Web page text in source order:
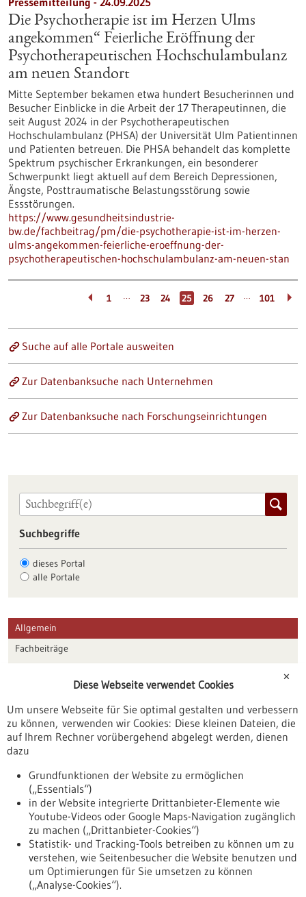
Die Psychotherapie ist im Herzen Ulms
angekommen“ Feierliche Eröffnung der
Psychotherapeutischen Hochschulambulanz
am neuen Standort
Mitte September bekamen etwa hundert Besucherinnen und
Besucher Einblicke in die Arbeit der 17 Therapeutinnen, die
seit August 2024 in der Psychotherapeutischen
Hochschulambulanz (PHSA) der Universität Ulm Patientinnen
und Patienten betreuen. Die PHSA behandelt das komplette
Spektrum psychischer Erkrankungen, ein besonderer
Schwerpunkt liegt aktuell auf dem Bereich Depressionen,
Ängste, Posttraumatische Belastungsstörung sowie
Essstörungen.
https://www.gesundheitsindustrie-
bw.de/fachbeitrag/pm/die-psychotherapie-ist-im-herzen-
ulms-angekommen-feierliche-eroeffnung-der-
psychotherapeutischen-hochschulambulanz-am-neuen-stan
1 … 23 24 25 26 27 … 101
Suche auf alle Portale ausweiten
Zur Datenbanksuche nach Unternehmen
Zur Datenbanksuche nach Forschungseinrichtungen
Suchbegriffe
dieses Portal
alle Portale
Allgemein
Fachbeiträge
Veranstaltungen
Erscheinungsdatum
Nach oben
✕
Diese Webseite verwendet Cookies
Um unsere Webseite für Sie optimal gestalten und verbessern
zu können, verwenden wir Cookies: Diese kleinen Dateien, die
auf Ihrem Rechner vorübergehend abgelegt werden, dienen
dazu
Grundfunktionen der Website zu ermöglichen
(„Essentials“)
in der Website integrierte Drittanbieter-Elemente wie
Youtube-Videos oder Google Maps-Navigation zugänglich
zu machen („Drittanbieter-Cookies“)
Statistik- und Tracking-Tools betreiben zu können um zu
verstehen, wie Seitenbesucher die Website benutzen und
um Optimierungen für Sie umsetzen zu können
(„Analyse-Cookies“).